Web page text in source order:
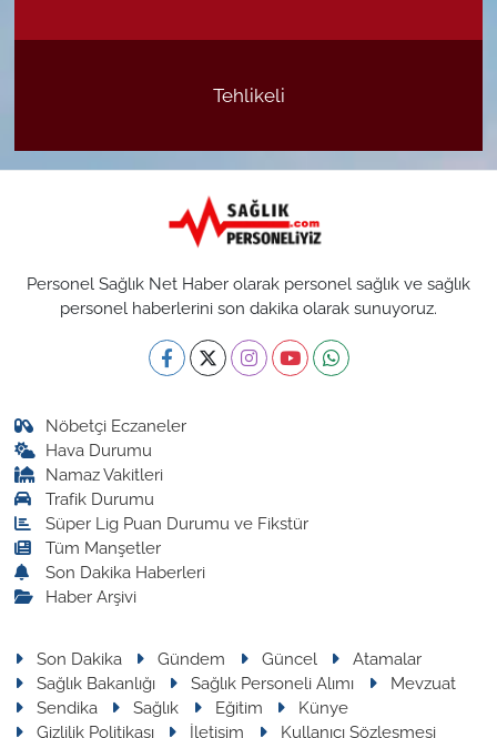
Tehlikeli
Personel Sağlık Net Haber olarak personel sağlık ve sağlık
personel haberlerini son dakika olarak sunuyoruz.
Nöbetçi Eczaneler
Hava Durumu
Namaz Vakitleri
Trafik Durumu
Süper Lig Puan Durumu ve Fikstür
Tüm Manşetler
Son Dakika Haberleri
Haber Arşivi
Son Dakika Gündem Güncel
Atamalar
Sağlık Bakanlığı
Sağlık Personeli Alımı
Mevzuat
Sendika
Sağlık Eğitim
Künye
Gizlilik Politikası
İletişim Kullanıcı Sözleşmesi